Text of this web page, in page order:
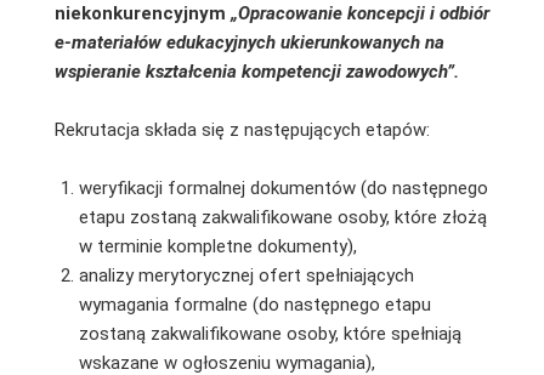
niekonkurencyjnym „Opracowanie koncepcji i odbiór
e-materiałów edukacyjnych ukierunkowanych na
wspieranie kształcenia kompetencji zawodowych”.
Rekrutacja składa się z następujących etapów:
weryfikacji formalnej dokumentów (do następnego
etapu zostaną zakwalifikowane osoby, które złożą
w terminie kompletne dokumenty),
analizy merytorycznej ofert spełniających
wymagania formalne (do następnego etapu
zostaną zakwalifikowane osoby, które spełniają
wskazane w ogłoszeniu wymagania),